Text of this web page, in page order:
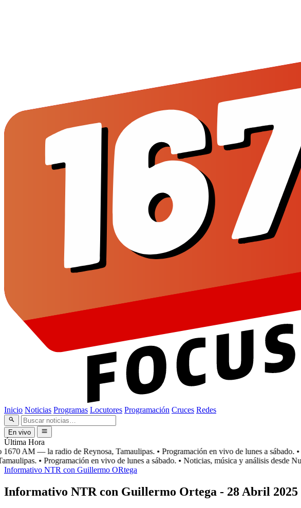
Inicio Noticias Programas Locutores Programación Cruces Redes
En vivo
Última Hora
AM — la radio de Reynosa, Tamaulipas. • Programación en vivo de lunes a sábado. •
• Programación en vivo de lunes a sábado. • Noticias, música y análisis desde
Informativo NTR con Guillermo ORtega
Informativo NTR con Guillermo Ortega - 28 Abril 2025